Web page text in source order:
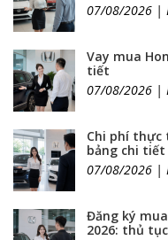
07/08/2026 |
Vay mua
tiết
07/08/2026 |
Chi phí thực
bảng chi tiết
07/08/2026 |
Đăng ký
2026: thủ